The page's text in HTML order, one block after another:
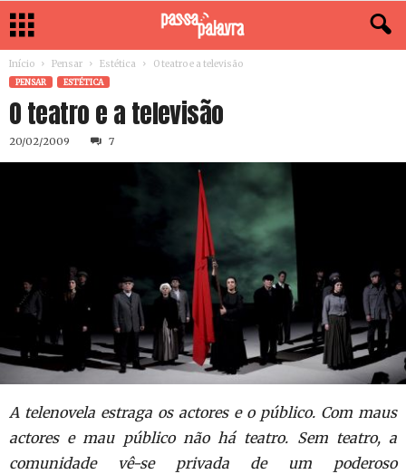
Início Pensar Estética O teatro e a televisão
PENSAR ESTÉTICA
O teatro e a televisão
20/02/2009 7
A telenovela estraga os actores e o público. Com maus
actores e mau público não há teatro. Sem teatro, a
comunidade vê-se privada de um poderoso